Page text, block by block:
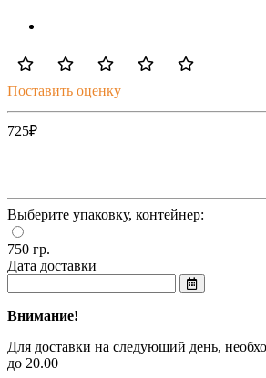
Поставить оценку
725₽
Выберите упаковку, контейнер:
750 гр.
Дата доставки
Внимание!
Для доставки на следующий день,
до 20.00